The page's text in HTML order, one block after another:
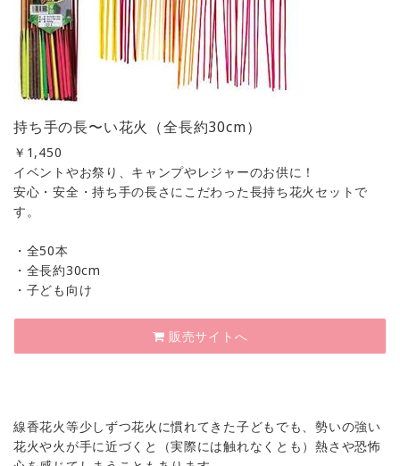
持ち手の長〜い花火（全長約30cm）
￥ 1,450
イベントやお祭り、キャンプやレジャーのお供に！
安心・安全・持ち手の長さにこだわった長持ち花火セットで
す。
・全50本
・全長約30cm
・子ども向け
販売サイトへ
線香花火等少しずつ花火に慣れてきた子どもでも、勢いの強い
花火や火が手に近づくと（実際には触れなくとも）熱さや恐怖